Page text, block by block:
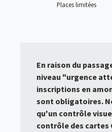
Places limitées
En raison du
niveau "urgence
inscriptions en
sont obligatoires.
qu'un contrôle
contrôle des cartes